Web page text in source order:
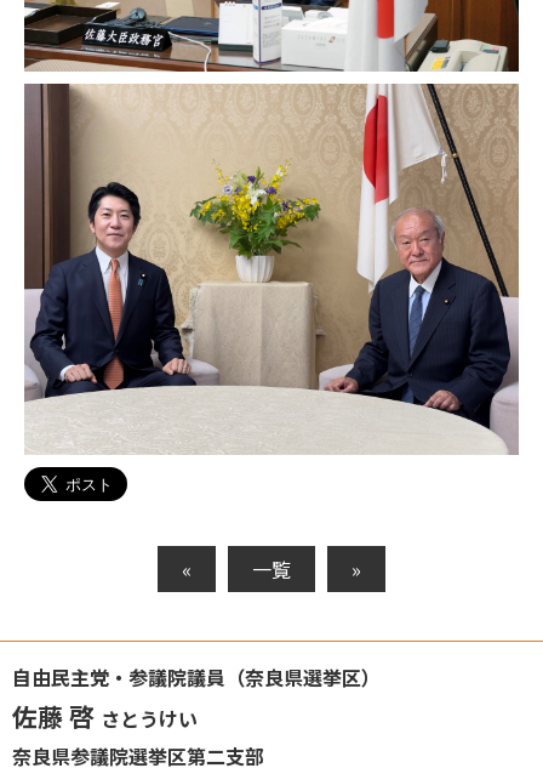
« 一覧 »
自由民主党・参議院議員（奈良県選挙区）
佐藤 啓 さとうけい
奈良県参議院選挙区第二支部